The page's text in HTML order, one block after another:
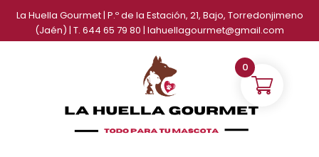
contenido
La Huella Gourmet | P.º de la Estación, 21, Bajo, Torredonjimeno
(Jaén) | T. 644 65 79 80 | lahuellagourmet@gmail.com
0